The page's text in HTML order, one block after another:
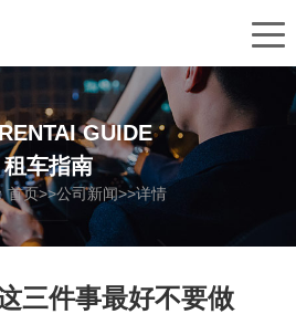
GUIDE
租车指南
首页>>公司新闻>>详情
三件事最好不要做